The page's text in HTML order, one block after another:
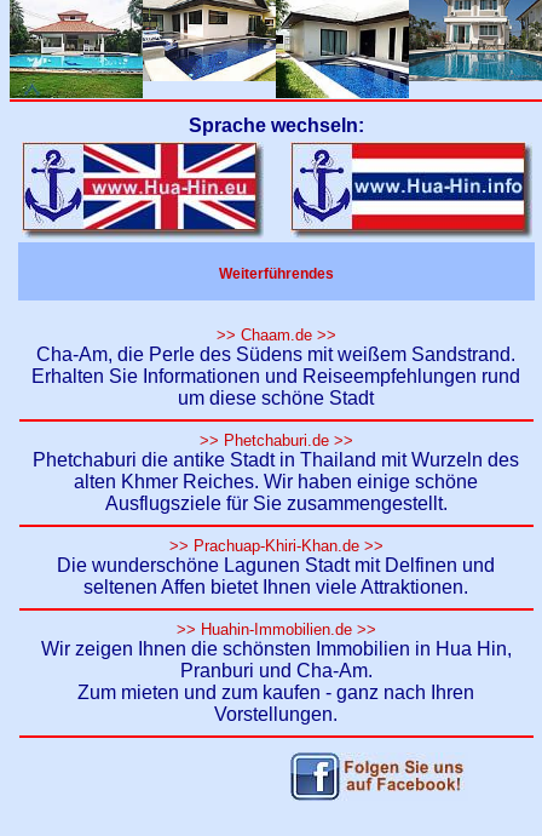
Sprache wechseln:
Weiterführendes
>> Chaam.de >>
Cha-Am, die Perle des Südens mit weißem Sandstrand.
Erhalten Sie Informationen und Reiseempfehlungen rund
um diese schöne Stadt
>> Phetchaburi.de >>
Phetchaburi die antike Stadt in Thailand mit Wurzeln des
alten Khmer Reiches. Wir haben einige schöne
Ausflugsziele für Sie zusammengestellt.
>> Prachuap-Khiri-Khan.de >>
Die wunderschöne Lagunen Stadt mit Delfinen und
seltenen Affen bietet Ihnen viele Attraktionen.
>> Huahin-Immobilien.de >>
Wir zeigen Ihnen die schönsten Immobilien in Hua Hin,
Pranburi und Cha-Am.
Zum mieten und zum kaufen - ganz nach Ihren
Vorstellungen.